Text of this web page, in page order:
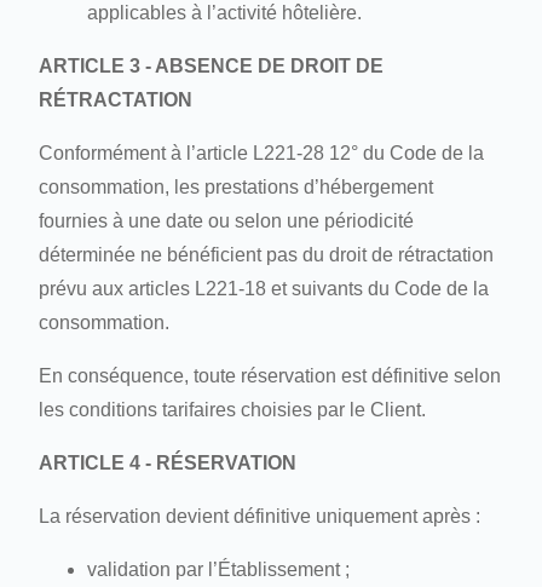
applicables à l’activité hôtelière.
ARTICLE 3 - ABSENCE DE DROIT DE
RÉTRACTATION
Conformément à l’article L221-28 12° du Code de la
consommation, les prestations d’hébergement
fournies à une date ou selon une périodicité
déterminée ne bénéficient pas du droit de rétractation
prévu aux articles L221-18 et suivants du Code de la
consommation.
En conséquence, toute réservation est définitive selon
les conditions tarifaires choisies par le Client.
ARTICLE 4 - RÉSERVATION
La réservation devient définitive uniquement après :
validation par l’Établissement ;